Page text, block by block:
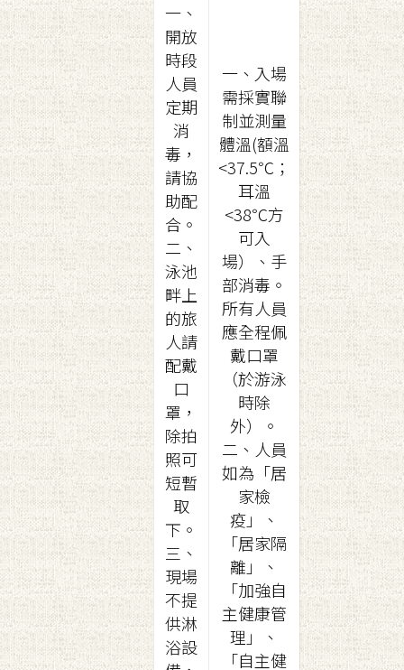
一、
開放
時段
人員
定期
消
毒，
請協
助配
合。
二、
泳池
畔上
的旅
人請
配戴
口
罩，
除拍
照可
短暫
取
下。
三、
現場
不提
供淋
浴設
一、入場
需採實聯
制並測量
體溫(額溫
<37.5℃；
耳溫
<38℃方
可入
場）、手
部消毒。
所有人員
應全程佩
戴口罩
（於游泳
時除
外）。
二、人員
如為「居
家檢
疫」、
「居家隔
離」、
「加強自
主健康管
理」、
「自主健